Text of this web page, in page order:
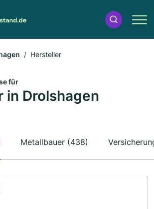
Hersteller
für
in Drolshagen
Metallbauer (438)